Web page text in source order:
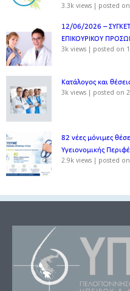
3.3k views | posted
12/06/2026 –
ΕΠΙΚΟΥΡΙΚΟΥ
3k views | posted on
Κατάλογος και
3k views | posted on
82 νέες μόνιμες
Υγειονομικής
2.9k views | posted on